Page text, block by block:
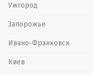
Ужгород
Запорожье
Ивано-Франковск
Киев